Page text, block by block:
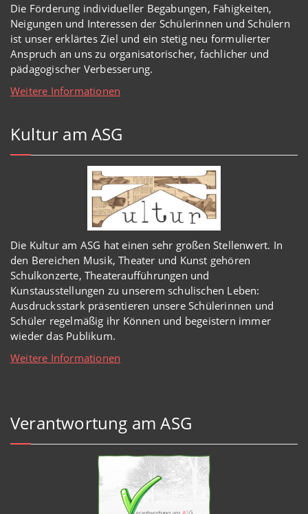
Die Förderung individueller Begabungen, Fähigkeiten,
Neigungen und Interessen der Schülerinnen und Schülern
ist unser erklärtes Ziel und ein stetig neu formulierter
Anspruch an uns zu organisatorischer, fachlicher und
pädagogischer Verbesserung.
Weitere Informationen
Kultur am ASG
Die Kultur am ASG hat einen sehr großen Stellenwert. In
den Bereichen Musik, Theater und Kunst gehören
Schulkonzerte, Theateraufführungen und
Kunstausstellungen zu unserem schulischen Leben:
Ausdrucksstark präsentieren unsere Schülerinnen und
Schüler regelmäßig ihr Können und begeistern immer
wieder das Publikum.
Weitere Informationen
Verantwortung am ASG